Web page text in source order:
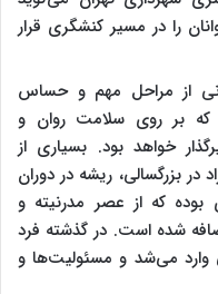
را در مسیر کنشگری قرار
از مراحل مهم و حساس
بر روی سلامت روان و
خواهد بود. بسیاری از
بزرگسالی، ریشه در دوران
بوده که از عصر مدرنیته و
شده است. در گذشته فرد
وارد می‌شد و مسئولیت‌ها و